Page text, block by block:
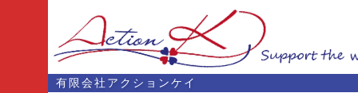
有限会社アクションケイ